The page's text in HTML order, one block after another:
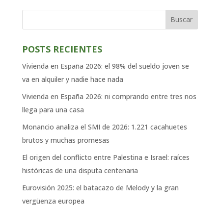
Buscar
POSTS RECIENTES
Vivienda en España 2026: el 98% del sueldo joven se
va en alquiler y nadie hace nada
Vivienda en España 2026: ni comprando entre tres nos
llega para una casa
Monancio analiza el SMI de 2026: 1.221 cacahuetes
brutos y muchas promesas
El origen del conflicto entre Palestina e Israel: raíces
históricas de una disputa centenaria
Eurovisión 2025: el batacazo de Melody y la gran
vergüenza europea